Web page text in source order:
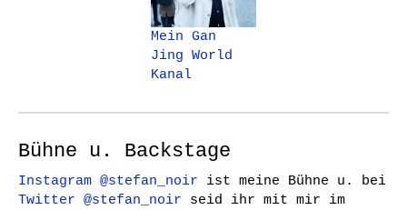
Mein Gan
Jing World
Kanal
Bühne u. Backstage
Instagram @stefan_noir ist meine Bühne u. bei
Twitter @stefan_noir seid ihr mit mir im